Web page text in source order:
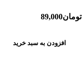
تومان89,000
افزودن به سبد خرید